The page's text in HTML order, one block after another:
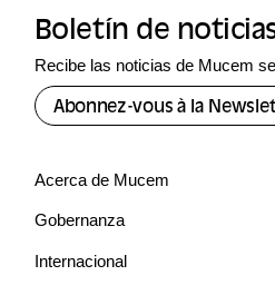
Boletín de
Recibe las noticias de Mucem
Abonnez-vous à la
Acerca de Mucem
Gobernanza
Internacional